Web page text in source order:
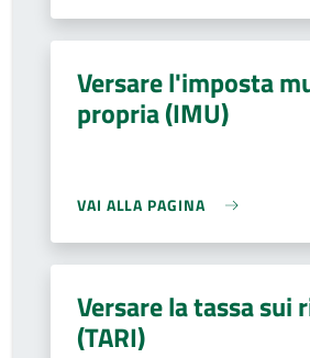
Versare l'imposta
propria (IMU)
VAI ALLA PAGINA
Versare la tassa sui
(TARI)